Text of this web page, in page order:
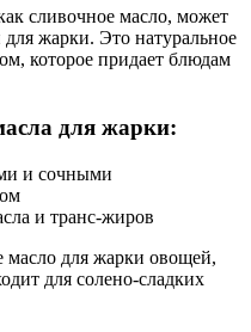
сливочное масло, может
жарки. Это натуральное
которое придает блюдам
для жарки:
и сочными
и транс-жиров
масло для жарки овощей,
для солено-сладких